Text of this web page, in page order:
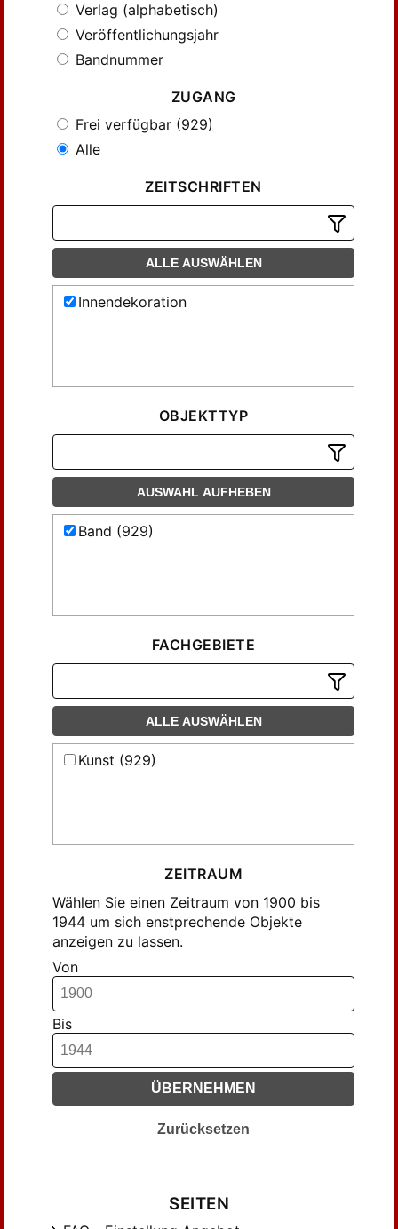
Verlag (alphabetisch)
Veröffentlichungsjahr
Bandnummer
ZUGANG
Frei verfügbar (929)
Alle
ZEITSCHRIFTEN
ALLE AUSWÄHLEN
Innendekoration
OBJEKTTYP
AUSWAHL AUFHEBEN
Band (929)
FACHGEBIETE
ALLE AUSWÄHLEN
Kunst (929)
ZEITRAUM
Wählen Sie einen Zeitraum von 1900 bis
1944 um sich enstprechende Objekte
anzeigen zu lassen.
Von
Bis
ÜBERNEHMEN
Zurücksetzen
SEITEN